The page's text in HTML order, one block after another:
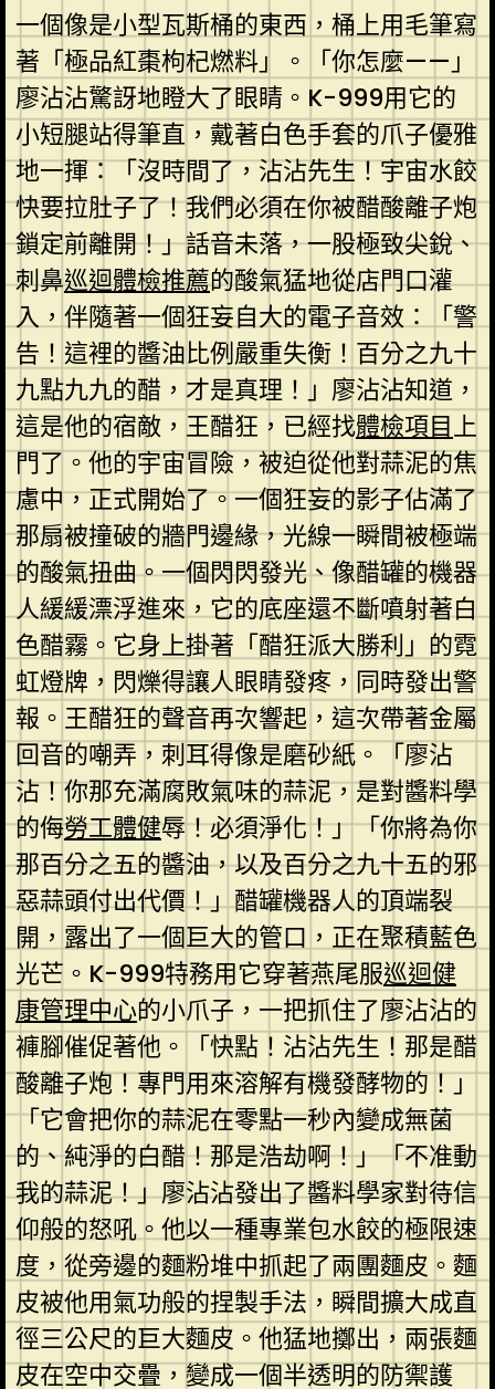
一個像是小型瓦斯桶的東西，桶上用毛筆寫
著「極品紅棗枸杞燃料」。「你怎麼——」
廖沾沾驚訝地瞪大了眼睛。K-999用它的
小短腿站得筆直，戴著白色手套的爪子優雅
地一揮：「沒時間了，沾沾先生！宇宙水餃
快要拉肚子了！我們必須在你被醋酸離子炮
鎖定前離開！」話音未落，一股極致尖銳、
刺鼻巡迴體檢推薦的酸氣猛地從店門口灌
入，伴隨著一個狂妄自大的電子音效：「警
告！這裡的醬油比例嚴重失衡！百分之九十
九點九九的醋，才是真理！」廖沾沾知道，
這是他的宿敵，王醋狂，已經找體檢項目上
門了。他的宇宙冒險，被迫從他對蒜泥的焦
慮中，正式開始了。一個狂妄的影子佔滿了
那扇被撞破的牆門邊緣，光線一瞬間被極端
的酸氣扭曲。一個閃閃發光、像醋罐的機器
人緩緩漂浮進來，它的底座還不斷噴射著白
色醋霧。它身上掛著「醋狂派大勝利」的霓
虹燈牌，閃爍得讓人眼睛發疼，同時發出警
報。王醋狂的聲音再次響起，這次帶著金屬
回音的嘲弄，刺耳得像是磨砂紙。「廖沾
沾！你那充滿腐敗氣味的蒜泥，是對醬料學
的侮勞工體健辱！必須淨化！」「你將為你
那百分之五的醬油，以及百分之九十五的邪
惡蒜頭付出代價！」醋罐機器人的頂端裂
開，露出了一個巨大的管口，正在聚積藍色
光芒。K-999特務用它穿著燕尾服巡迴健
康管理中心的小爪子，一把抓住了廖沾沾的
褲腳催促著他。「快點！沾沾先生！那是醋
酸離子炮！專門用來溶解有機發酵物的！」
「它會把你的蒜泥在零點一秒內變成無菌
的、純淨的白醋！那是浩劫啊！」「不准動
我的蒜泥！」廖沾沾發出了醬料學家對待信
仰般的怒吼。他以一種專業包水餃的極限速
度，從旁邊的麵粉堆中抓起了兩團麵皮。麵
皮被他用氣功般的捏製手法，瞬間擴大成直
徑三公尺的巨大麵皮。他猛地擲出，兩張麵
皮在空中交疊，變成一個半透明的防禦護